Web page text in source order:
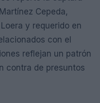
Cepeda,
y requerido en
con el
reflejan un patrón
contra de presuntos